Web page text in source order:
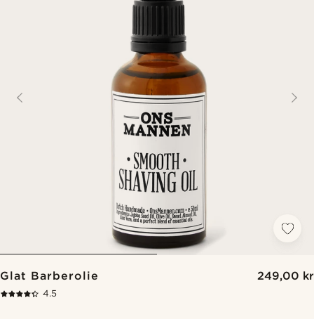
Glat Barberolie 249,00 kr
4.5